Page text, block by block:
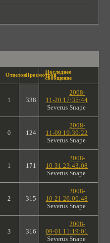
ОтветовПросмотровПоследнее
сообщение
1 338
2008-
11-20 17:35:44
Severus Snape
0 124
2008-
11-09 19:39:22
Severus Snape
1 171
2008-
10-31 23:43:08
Severus Snape
2 315
2008-
10-21 20:06:48
Severus Snape
3 316
2008-
09-01 11:19:01
Severus Snape